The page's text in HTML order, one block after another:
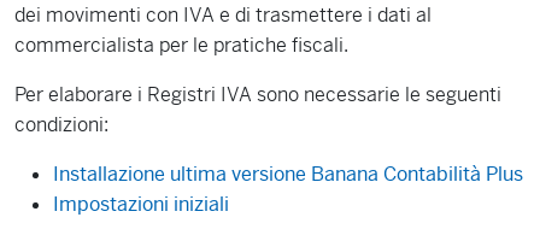
dei movimenti con IVA e di trasmettere i dati al
commercialista per le pratiche fiscali.
Per elaborare i Registri IVA sono necessarie le seguenti
condizioni:
Installazione ultima versione Banana Contabilità Plus
Impostazioni iniziali